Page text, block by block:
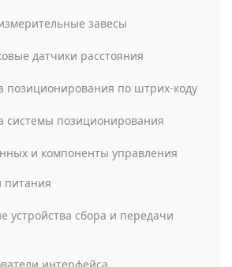
завесы
датчики расстояния
позиционирования по штрих-коду
системы позиционирования
и компоненты управления
питания
устройства сбора и передачи